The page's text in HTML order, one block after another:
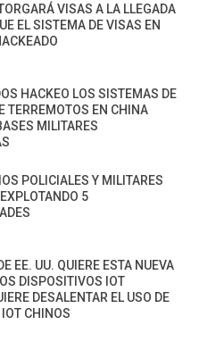
VISAS A LA LLEGADA
EL SISTEMA DE VISAS EN
HACKEO LOS SISTEMAS DE
TERREMOTOS EN CHINA
MILITARES
POLICIALES Y MILITARES
5
EE. UU. QUIERE ESTA NUEVA
DISPOSITIVOS IOT
DESALENTAR EL USO DE
CHINOS